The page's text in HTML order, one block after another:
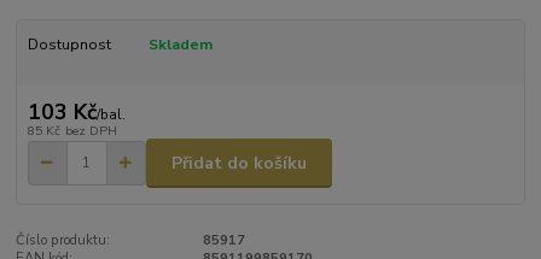
Dostupnost Skladem
103 Kč/bal.
85 Kč bez DPH
Přidat do košíku
Číslo produktu:
85917